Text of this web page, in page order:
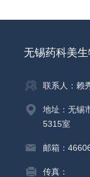
无锡药科美
联系人：赖
地址：无锡
5315室
邮箱：
传真：